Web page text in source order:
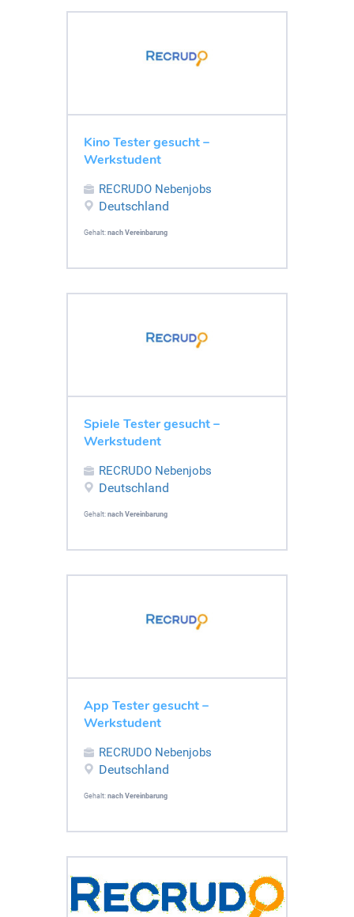
Kino Tester gesucht –
Werkstudent
RECRUDO Nebenjobs
Deutschland
Gehalt: nach Vereinbarung
Spiele Tester gesucht –
Werkstudent
RECRUDO Nebenjobs
Deutschland
Gehalt: nach Vereinbarung
App Tester gesucht –
Werkstudent
RECRUDO Nebenjobs
Deutschland
Gehalt: nach Vereinbarung